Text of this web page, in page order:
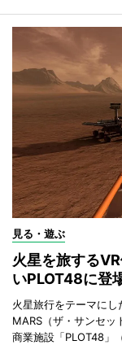
見る・遊ぶ
火星を旅する
いPLOT48に登
火星旅行をテーマに
MARS（ザ・サンセッ
商業施設「PLOT48」